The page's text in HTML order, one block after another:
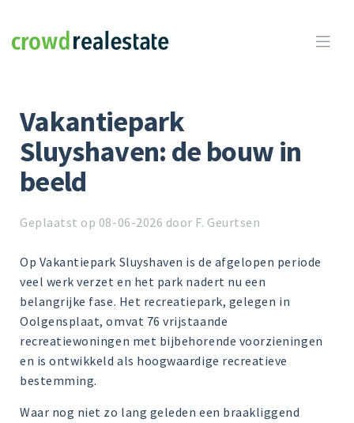
Crowdrealestate 
Vakantiepark
Sluyshaven: de bouw in
beeld
Geplaatst op 08-06-2026 door F. Geurtsen
Op Vakantiepark Sluyshaven is de afgelopen periode
veel werk verzet en het park nadert nu een
belangrijke fase. Het recreatiepark, gelegen in
Oolgensplaat, omvat 76 vrijstaande
recreatiewoningen met bijbehorende voorzieningen
en is ontwikkeld als hoogwaardige recreatieve
bestemming.
Waar nog niet zo lang geleden een braakliggend